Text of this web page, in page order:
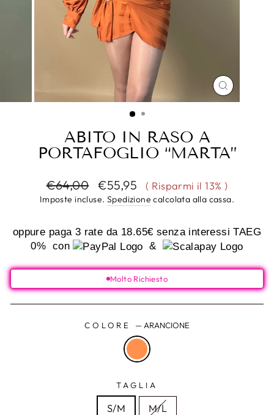
CHIUDI
(ESC)
ABITO IN RASO A
PORTAFOGLIO “MARTA”
Prezzo
di
€64,00
Prezzo
scontato
€55,95 ( Risparmi il 13% )
Imposte incluse. Spedizione calcolata alla cassa.
oppure paga 3 rate da 18.65€ senza interessi TAEG
0% con &
Molto Richiesto
COLORE — ARANCIONE
TAGLIA
S/M M/L